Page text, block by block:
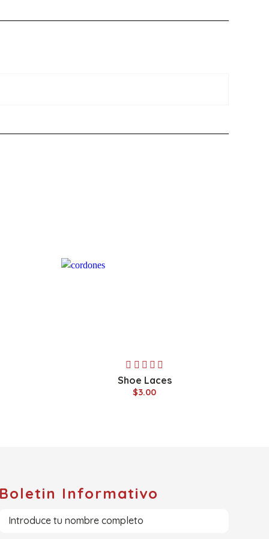
Shoe Laces
$3.00
Boletin Informativo